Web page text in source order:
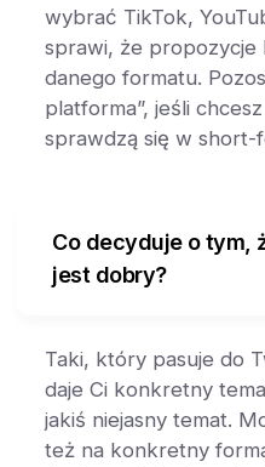
wybrać TikTok,
sprawi, że propozycje
danego formatu.
platforma”, jeśli
sprawdzą się w short-
Co decyduje o tym,
jest dobry?
Taki, który pasuje do
daje Ci konkretny
jakiś niejasny temat.
też na konkretny